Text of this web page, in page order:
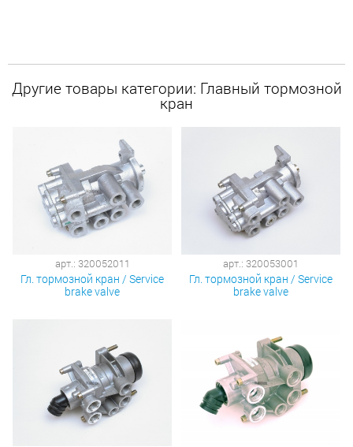
Другие товары категории: Главный тормозной
кран
арт.: 320052011
Гл. тормозной кран / Service
brake valve
арт.: 320053001
Гл. тормозной кран / Service
brake valve